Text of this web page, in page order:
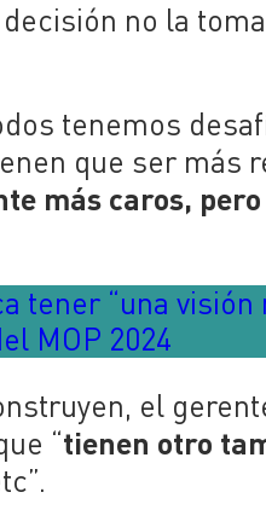
no la
tenemos
que ser más
más caros,
tener “una
MOP 2024
el
“tienen otro